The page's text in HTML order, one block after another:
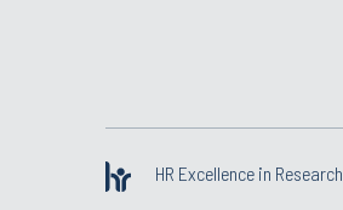
HR Excellence in Research